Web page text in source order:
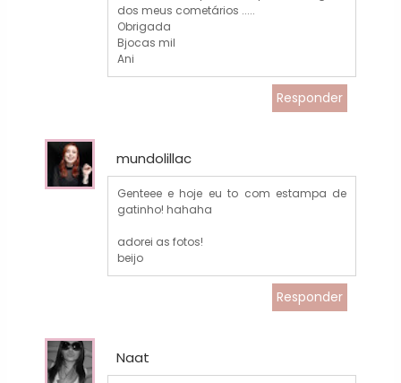
dos meus cometários .....
Obrigada
Bjocas mil
Ani
Responder
mundolillac
Genteee e hoje eu to com estampa de
gatinho! hahaha
adorei as fotos!
beijo
Responder
Naat